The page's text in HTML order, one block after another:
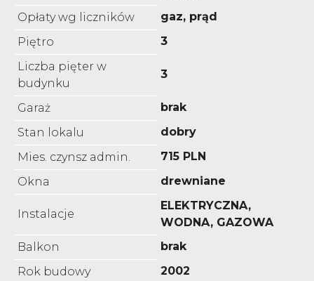
Opłaty wg liczników
gaz, prąd
Piętro
3
Liczba pięter w
budynku
3
Garaż
brak
Stan lokalu
dobry
Mies. czynsz admin.
715 PLN
Okna
drewniane
Instalacje
ELEKTRYCZNA,
WODNA, GAZOWA
Balkon
brak
Rok budowy
2002